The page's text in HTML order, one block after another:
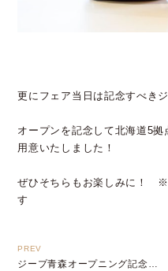
更にフェア当日は記念すべき
オープンを記念して北海道5
用意いたしました！
ぜひそちらもお楽しみに！ ※
す